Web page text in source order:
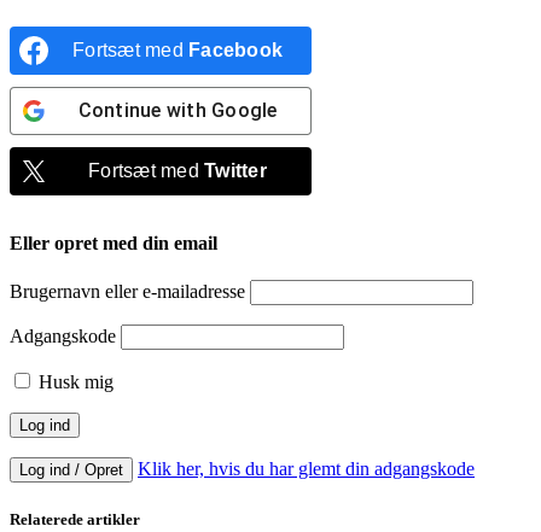
Fortsæt med Facebook
Continue with Google
Fortsæt medTwitter
Eller opret med din email
Brugernavn eller e-mailadresse
Adgangskode
Husk mig
Log ind / Opret Klik her, hvis du har glemt din adgangskode
Relaterede artikler